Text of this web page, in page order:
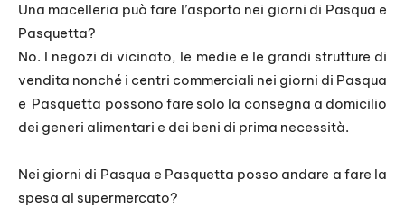
Una macelleria può fare l’asporto nei giorni di Pasqua e
Pasquetta?
No. I negozi di vicinato, le medie e le grandi strutture di
vendita nonché i centri commerciali nei giorni di Pasqua
e Pasquetta possono fare solo la consegna a domicilio
dei generi alimentari e dei beni di prima necessità.
Nei giorni di Pasqua e Pasquetta posso andare a fare la
spesa al supermercato?